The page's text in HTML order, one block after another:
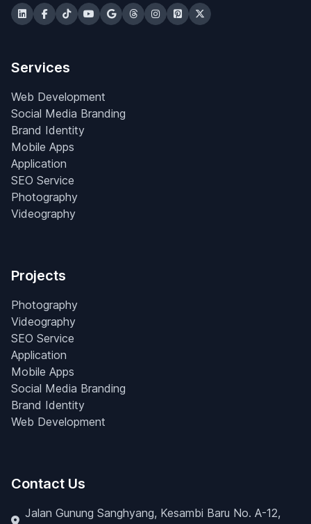
Services
Web Development
Social Media Branding
Brand Identity
Mobile Apps
Application
SEO Service
Photography
Videography
Projects
Photography
Videography
SEO Service
Application
Mobile Apps
Social Media Branding
Brand Identity
Web Development
Contact Us
Jalan Gunung Sanghyang, Kesambi Baru No. A-12,